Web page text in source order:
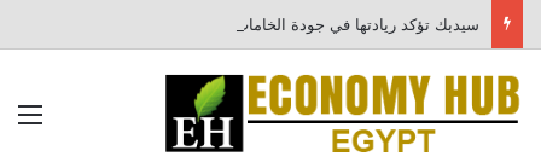
سيدبك تؤكد ريادتها في جودة الخامات باعتماد عالمي جديد